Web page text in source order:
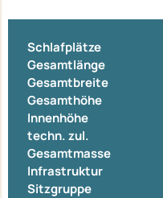
Schlafplätze
Gesamtlänge
Gesamtbreite
Gesamthöhe
Innenhöhe
techn. zul.
Gesamtmasse
Infrastruktur
Sitzgruppe